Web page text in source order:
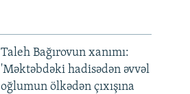
Taleh Bağırovun xanımı:
'Məktəbdəki hadisədən əvvəl
oğlumun ölkədən çıxışına